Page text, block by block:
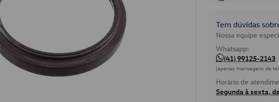
Tem dúvidas
Nossa equipe
Whatsapp:
(41) 99125-2143
(apenas mensagens de
Horário de
Segunda à sexta,